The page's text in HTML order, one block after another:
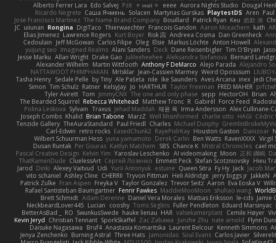
Alberto Ferrer Lara Edo Salvej Pzit ✧ 𝔪𝔞𝔯𝔦 ✧ eeee Aurora Nights Studio Dougal
Ricardo Negrete Саша Ячмень Solacen Martynas Gurskas PlaytestDS Aren
Jose Francisco Martinez The Name Brand Company Bouillard Patrick Ryan Keu 皓欽 涂
JC uiiunan Rongina DigiTaco Thierwaechter Francois Gandon Aaron Mceachern kath
Elias Jimenez Lawrence Rogers Kurt Boyer Risk 📀 Andreea Cosma Dan Greenheck
Cedoulain Jeff McGowan Carlos Filipe Oleg Elsie Markus Löchte Anton Howell
yuijung seo Imagined Realms Alani Sanders Deck Dane Reisenbigler Tim O'Bryan
Jesse Marku Allan Wright Drake Gao Julileeheehee Aleksandra Stefanova Bernard
Alexander Wilhelm Martin Wittfooth Anthony F DeMarco Alejo Parada Alejandro
NATTAWOOT PHIMPHAKAN MrIsklar Jean-Cassien Marmey Weird Oposssum
Tasha Henry Sedale Pelle by Tiny Ale Pašeta nile Ike Saunders Aves Arcana inex Jedi
Simon Tim Schulz Ratner KelsyJay Jo HARTHUR Taylor Freeman FRED MAHER
Tyler Avirett Tom JimmyCNX The one and only phase sepp HectorOH Brian
The Bearded Squirrel Rebecca Whitehead Matthew Tronc R Gabirél Force Feed
Polina Leskova Sylvain Traxus Jehad Maddah 재윤 옥 Irma Andersson Alex Cullinane-
Joseph Combs Khalid Brian Tabone MarzZ Well Misinformed charlie otto HAGI Cédric
Tenzide Gallery TheAuraStandard Paul Friedl Charles Michael Dunphy
Carl-Edwin retro rocks EasedChunk2 RayePixlrKay Houston Gaston Danizoar
Wilbert Schuurman Hess yuna yamamoto Derek Carlin Ben Watts RavenXXXX Virgil
Dusan Runtak Per Gouras Kaitlyn Matchem SBS Chance K Mistral Chronicles cael
Pascal Creative Design Kelvin Yim Yaroslav Leschenko AI videomaking Moon 正和 綱嶋
ThatRamenDude CluelessArt Cергей Лозенко Emmett Peck Stefan Scotzniovsky Hieu
Jarod Dinki Alexey Vaitvud Udi Yurii Antonyuk estuine Queen Sitra Fy Hy Jack Jacob
vito schaniel Ashley Cline CHERRII Tryvon Pittman Heli Aldridge jerry biggs jr JakkeN
Patrick Zulke Fran Aspen Freyka V Taylor Gonzalez Trevor Seitz Aaron Eva Eoska V
Rafael Santisteban Baumgartner Fenrir Fawkes MaddieMooMoon shuhao wang
Brett Schmidt Adam Derenne Daniel Vera Morales Mattias Eriksson le-cds Jamie
NeckbeardLover445 Lucian cooshy Toms Seglins Fuller Pendleton Eduard Marsinyac
BetterAsBad _
RO SwunkusSwede hauke lienau HAR valsekamerplant Cemile Høyer
Kevin Jeryd Christian Tennant SporkSkaffel Zac Zabawa Junzhe Zhu nate arnold Flynn
Daisuke Nagasawa Bruf4 Anastasia Komaritska Laurent Belcour Kenneth Simmons
Jenya Zenchenko Burning Astral Three Hats Jamonidas Soul Evans Carlos Javier